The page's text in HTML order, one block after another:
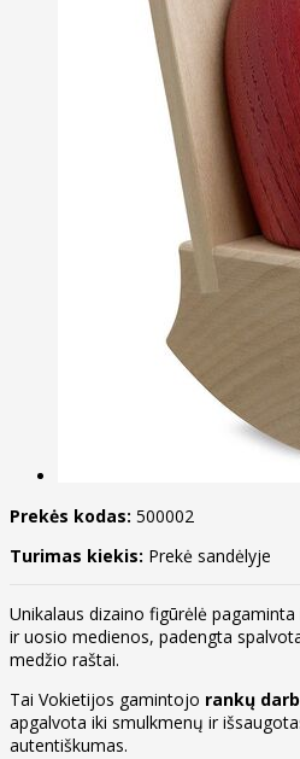
Prekės kodas: 500002
Turimas kiekis: Prekė sandėlyje
Unikalaus dizaino figūrėlė
ir uosio medienos, padengta
medžio raštai.
Tai Vokietijos gamintojo rankų
apgalvota iki smulkmenų ir
autentiškumas.